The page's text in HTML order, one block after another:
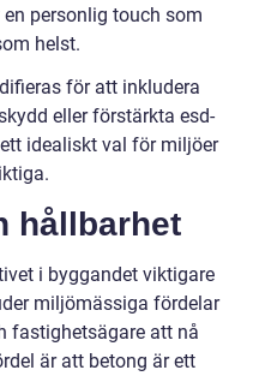
personlig touch som
helst.
för att inkludera
eller förstärkta esd-
idealiskt val för miljöer
hållbarhet
i byggandet viktigare
miljömässiga fördelar
fastighetsägare att nå
är att betong är ett